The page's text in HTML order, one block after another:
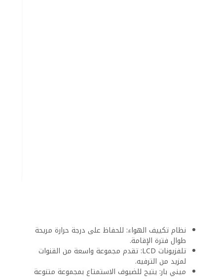
تناول الطعام والحانات
في منتجع وأكوا بارك فيرجينيا شرم، يُعد تناول الطعام جزءًا
أساسيًا من تجربة الضيوف، حيث يقدم المنتجع مجموعة متنوعة
من خيارات الطعام التي تتيح للزوار الاستمتاع بتجارب طهي